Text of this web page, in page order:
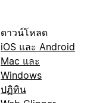
ดาวน์โหลด
iOS และ Android
Mac และ
Windows
ปฏิทิน